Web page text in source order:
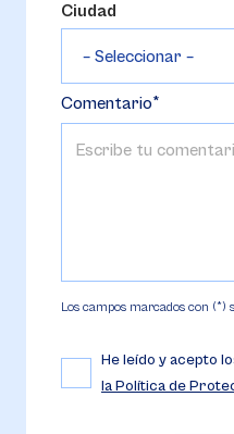
Ciudad
Comentario
Los campos marcados con (*)
He leído y acepto
la Política de